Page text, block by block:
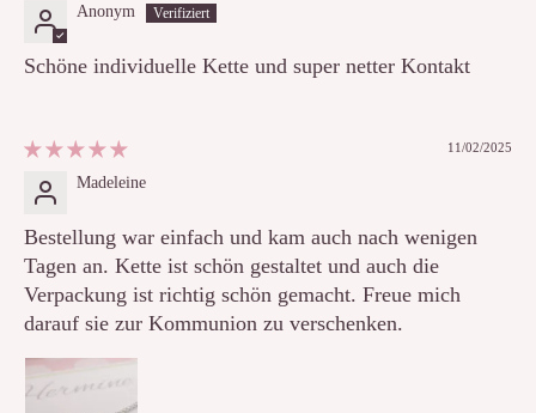
Anonym
Schöne individuelle Kette und super netter Kontakt
11/02/2025
Madeleine
Bestellung war einfach und kam auch nach wenigen
Tagen an. Kette ist schön gestaltet und auch die
Verpackung ist richtig schön gemacht. Freue mich
darauf sie zur Kommunion zu verschenken.